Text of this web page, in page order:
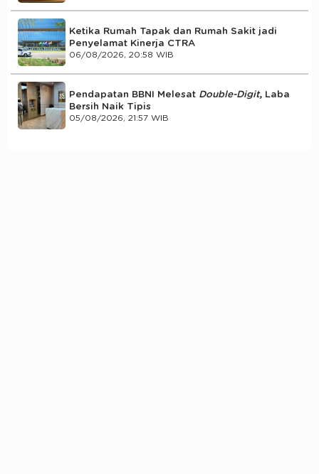
Ketika Rumah Tapak dan Rumah Sakit jadi
Penyelamat Kinerja CTRA
06/08/2026, 20:58 WIB
Pendapatan BBNI Melesat Double-Digit, Laba
Bersih Naik Tipis
05/08/2026, 21:57 WIB